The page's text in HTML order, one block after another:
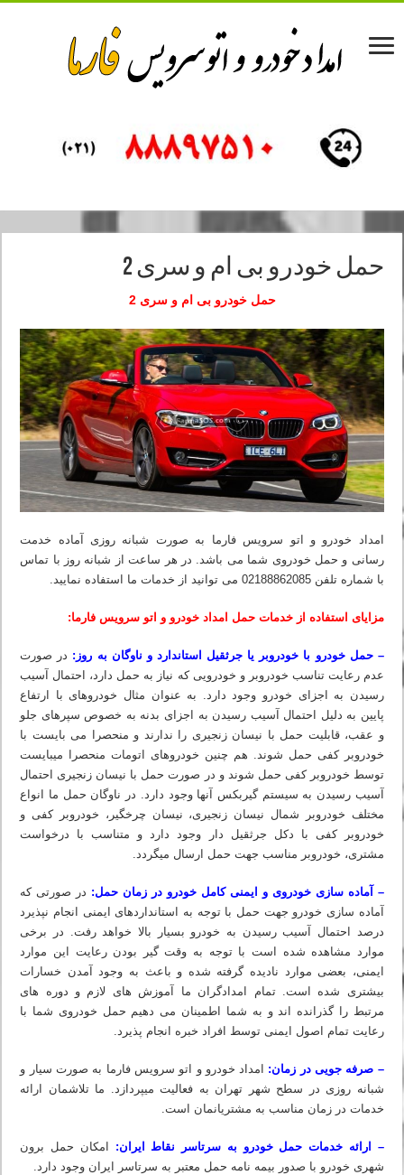
حمل خودرو بی ام و سری 2
حمل خودرو بی ام و سری 2
امداد خودرو و اتو سرویس فارما به صورت شبانه روزی آماده خدمت
رسانی و حمل خودروی شما می باشد. در هر ساعت از شبانه روز با تماس
با شماره تلفن 02188862085 می‏ توانید از خدمات ما استفاده نمایید.
مزایای استفاده از خدمات حمل امداد خودرو و اتو سرویس فارما:
– حمل خودرو با خودروبر یا جرثقیل استاندارد و ناوگان به روز: در صورت
عدم رعایت تناسب خودروبر و خودرویی که نیاز به حمل دارد، احتمال آسیب
رسیدن به اجزای خودرو وجود دارد. به عنوان مثال خودروهای با ارتفاع
پایین به دلیل احتمال آسیب رسیدن به اجزای بدنه به خصوص سپرهای جلو
و عقب، قابلیت حمل با نیسان زنجیری را ندارند و منحصرا می بایست با
خودروبر کفی حمل شوند. هم چنین خودروهای اتومات منحصرا می‏بایست
توسط خودروبر کفی حمل شوند و در صورت حمل با نیسان زنجیری احتمال
آسیب رسیدن به سیستم گیربکس آنها وجود دارد. در ناوگان حمل ما انواع
مختلف خودروبر شمال نیسان زنجیری، نیسان چرخگیر، خودروبر کفی و
خودروبر کفی با دکل جرثقیل دار وجود دارد و متناسب با درخواست
مشتری، خودروبر مناسب جهت حمل ارسال میگردد.
– آماده سازی خودروی و ایمنی کامل خودرو در زمان حمل: در صورتی که
آماده سازی خودرو جهت حمل با توجه به استانداردهای ایمنی انجام نپذیرد
درصد احتمال آسیب رسیدن به خودرو بسیار بالا خواهد رفت. در برخی
موارد مشاهده شده است با توجه به وقت گیر بودن رعایت این موارد
ایمنی، بعضی موارد نادیده گرفته شده و باعث به وجود آمدن خسارات
بیشتری شده است. تمام امدادگران ما آموزش‏ های لازم و دوره‏ های
مرتبط را گذرانده اند و به شما اطمینان می دهیم حمل خودروی شما با
رعایت تمام اصول ایمنی توسط افراد خبره انجام پذیرد.
– صرفه جویی در زمان: امداد خودرو و اتو سرویس فارما به صورت سیار و
شبانه روزی در سطح شهر تهران به فعالیت میپردازد. ما تلاشمان ارائه
خدمات در زمان مناسب به مشتریانمان است.
– ارائه خدمات حمل خودرو به سرتاسر نقاط ایران: امکان حمل برون
شهری خودرو با صدور بیمه نامه حمل معتبر به سرتاسر ایران وجود دارد.